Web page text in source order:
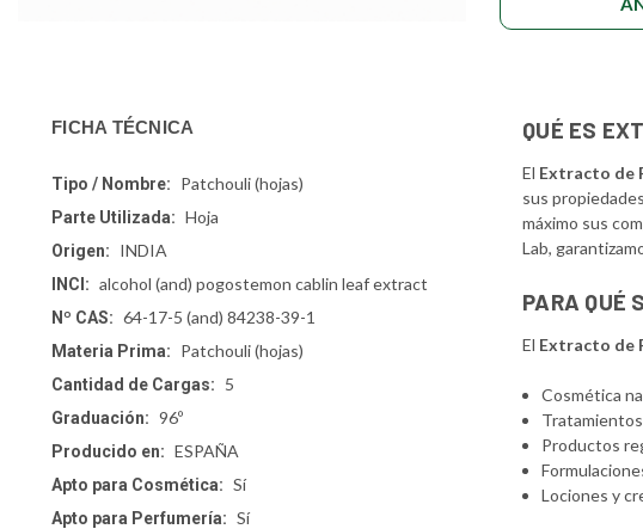
FICHA TÉCNICA
Tipo / Nombre: Patchouli (hojas)
Parte Utilizada: Hoja
Origen: INDIA
INCI: alcohol (and) pogostemon cablin leaf extract
Nº CAS: 64-17-5 (and) 84238-39-1
Materia Prima: Patchouli (hojas)
Cantidad de Cargas: 5
Graduación: 96º
Producido en: ESPAÑA
Apto para Cosmética: Sí
Apto para Perfumería: Sí
QUÉ ES
El Extracto de
sus
máximo sus
Lab,
PARA QUÉ
El Extracto de
Cosmética
Productos
Lociones y